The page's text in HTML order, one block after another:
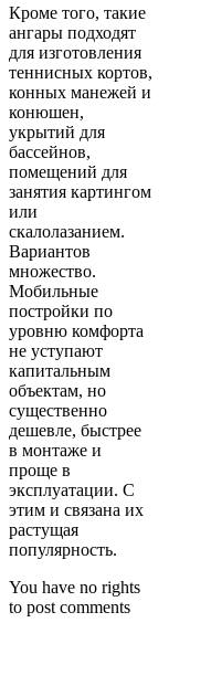
Кроме того, такие
ангары подходят
для изготовления
теннисных кортов,
конных манежей и
конюшен,
укрытий для
бассейнов,
помещений для
занятия картингом
или
скалолазанием.
Вариантов
множество.
Мобильные
постройки по
уровню комфорта
не уступают
капитальным
объектам, но
существенно
дешевле, быстрее
в монтаже и
проще в
эксплуатации. С
этим и связана их
растущая
популярность.
You have no rights
to post comments